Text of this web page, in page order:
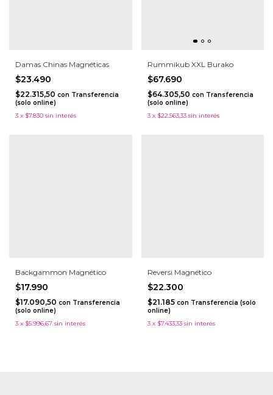
Damas Chinas Magnéticas
$23.490
$22.315,50 con Transferencia
(solo online)
3 x $7.830 sin interés
Rummikub XXL Burako
$67.690
$64.305,50 con Transferencia
(solo online)
3 x $22.563,33 sin interés
Backgammon Magnético
$17.990
$17.090,50 con Transferencia
(solo online)
3 x $5.996,67 sin interés
Reversi Magnético
$22.300
$21.185 con Transferencia (solo
online)
3 x $7.433,33 sin interés